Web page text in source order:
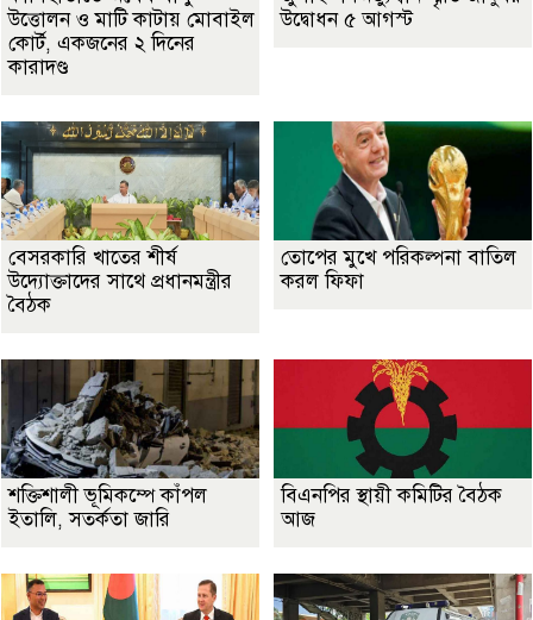
উত্তোলন ও মাটি কাটায় মোবাইল
কোর্ট, একজনের ২ দিনের
কারাদণ্ড
উদ্বোধন ৫ আগস্ট
বেসরকারি খাতের শীর্ষ
উদ্যোক্তাদের সাথে প্রধানমন্ত্রীর
বৈঠক
তোপের মুখে পরিকল্পনা বাতিল
করল ফিফা
শক্তিশালী ভূমিকম্পে কাঁপল
ইতালি, সতর্কতা জারি
বিএনপির স্থায়ী কমিটির বৈঠক
আজ